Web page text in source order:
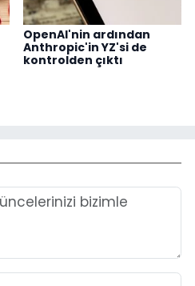
OpenAI'nin ardından
Anthropic'in YZ'si de
kontrolden çıktı